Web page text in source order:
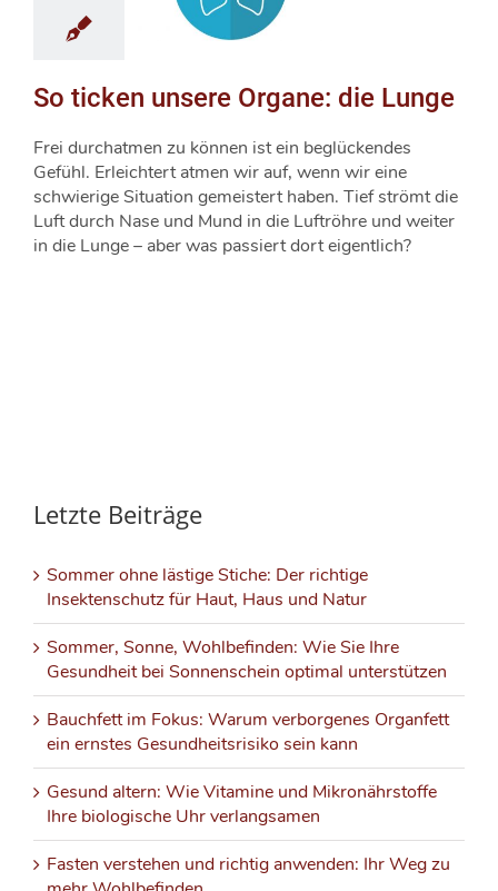
So ticken unsere Organe: die Lunge
Frei durchatmen zu können ist ein beglückendes
Gefühl. Erleichtert atmen wir auf, wenn wir eine
schwierige Situation gemeistert haben. Tief strömt die
Luft durch Nase und Mund in die Luftröhre und weiter
in die Lunge – aber was passiert dort eigentlich?
Letzte Beiträge
Sommer ohne lästige Stiche: Der richtige
Insektenschutz für Haut, Haus und Natur
Sommer, Sonne, Wohlbefinden: Wie Sie Ihre
Gesundheit bei Sonnenschein optimal unterstützen
Bauchfett im Fokus: Warum verborgenes Organfett
ein ernstes Gesundheitsrisiko sein kann
Gesund altern: Wie Vitamine und Mikronährstoffe
Ihre biologische Uhr verlangsamen
Fasten verstehen und richtig anwenden: Ihr Weg zu